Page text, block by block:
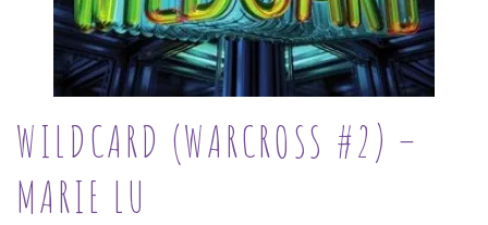
WILDCARD (WARCROSS #2) –
MARIE LU